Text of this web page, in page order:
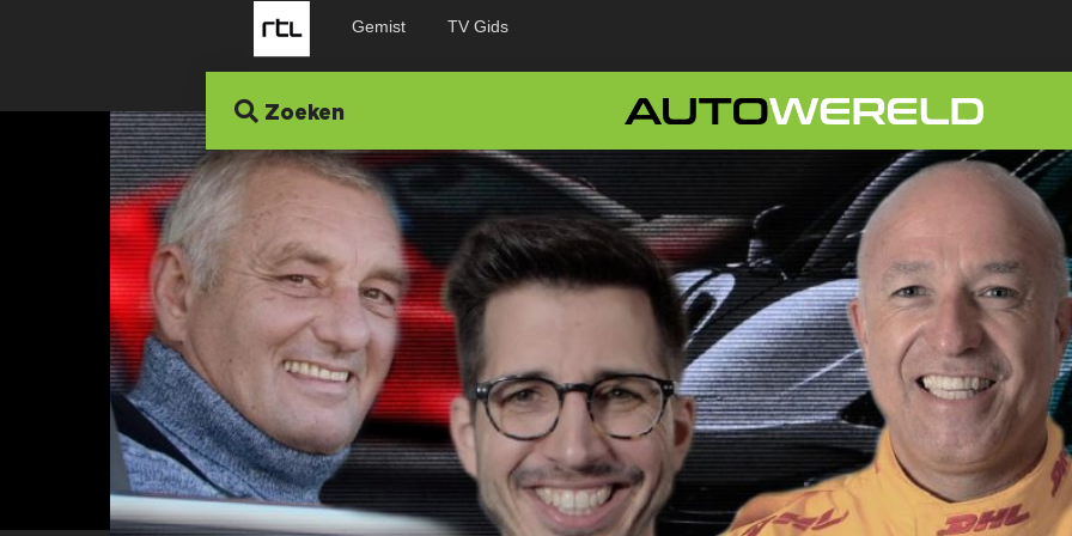
Gemist TV Gids
Zoeken